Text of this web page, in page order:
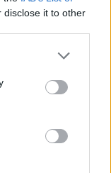
disclose it to other
de
para
mira